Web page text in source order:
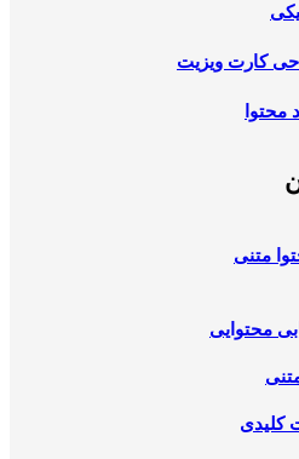
کارت ویزیت
محتوا
متنی
محتوایی
کلیدی